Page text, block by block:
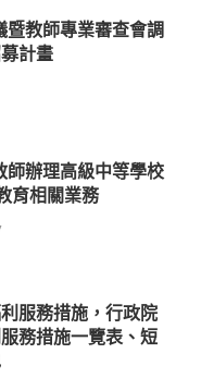
教師專業審查會調
計畫
辦理高級中等學校
育相關業務
服務措施，行政院
務措施一覽表、短